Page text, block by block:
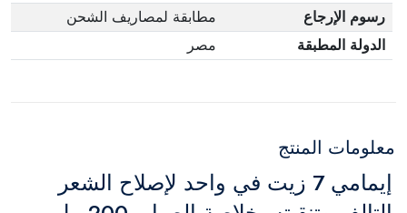
رسوم الإرجاع
مطابقة لمصاريف الشحن
الدولة المطبقة
مصر
معلومات المنتج
إيمامي 7 زيت في واحد لإصلاح الشعر